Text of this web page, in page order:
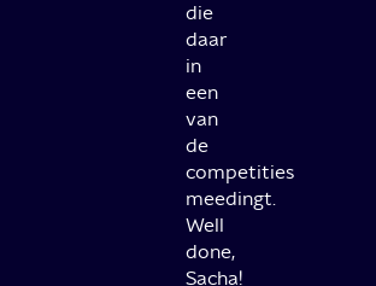
die
daar
in
een
van
de
competities
meedingt.
Well
done,
Sacha!